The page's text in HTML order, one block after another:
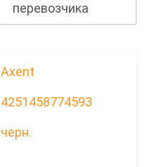
перевозчика
Axent
4251458774593
черн.